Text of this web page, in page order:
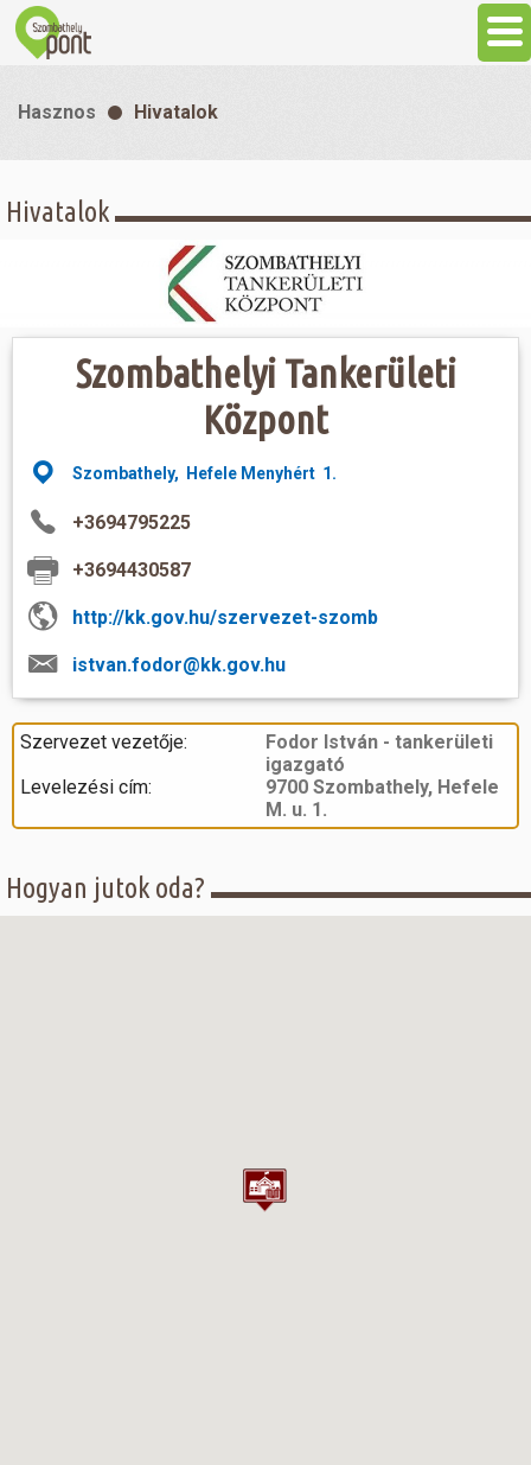
Látnivalók
Gasztronómia
Szállás
Szabadidő
Hasznos Hivatalok
Hivatalok
Szombathelyi Tankerületi
Központ
Szombathely, Hefele Menyhért 1.
+3694795225
+3694430587
http://kk.gov.hu/szervezet-szomb
istvan.fodor@kk.gov.hu
Szervezet vezetője:
Fodor István - tankerületi
igazgató
Levelezési cím:
9700 Szombathely, Hefele
M. u. 1.
Hogyan jutok oda?